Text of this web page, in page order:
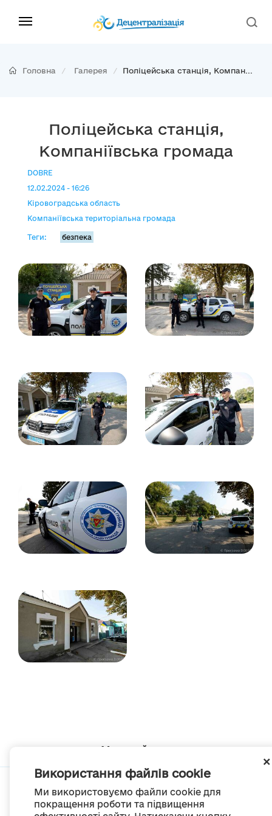
Використання файлів cookie
Ми використовуємо файли cookie для
покращення роботи та підвищення
Головна Галерея Поліцейська станція, Компан...
Поліцейська станція,
Компаніївська громада
DOBRE
12.02.2024 - 16:26
Кіровоградська область
Компаніївська територіальна громада
Теги: безпека
Мапа сайту